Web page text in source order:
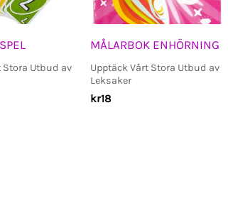
Stora Utbud av
MÅLARBOK ENHÖRNING
Upptäck Vårt Stora Utbud av
Leksaker
kr18